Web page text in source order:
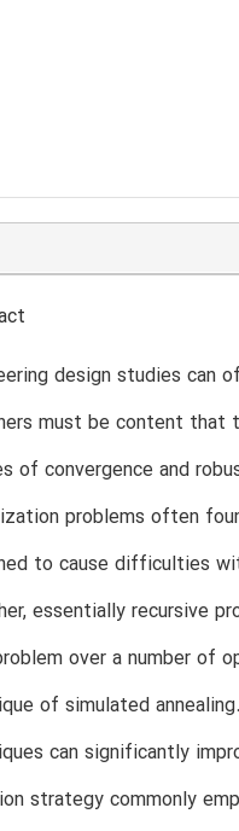
design studies can
must be content that
of convergence and
problems often
to cause difficulties
essentially recursive
over a number of
of simulated
can significantly
strategy commonly